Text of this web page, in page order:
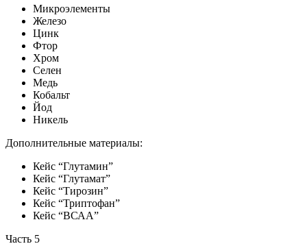
Микроэлементы
Железо
Цинк
Фтор
Хром
Селен
Медь
Кобальт
Йод
Никель
Дополнительные материалы:
Кейс “Глутамин”
Кейс “Глутамат”
Кейс “Тирозин”
Кейс “Триптофан”
Кейс “ВСАА”
Часть 5